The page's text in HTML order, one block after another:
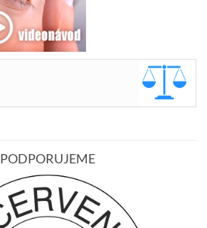
PODPORUJEME